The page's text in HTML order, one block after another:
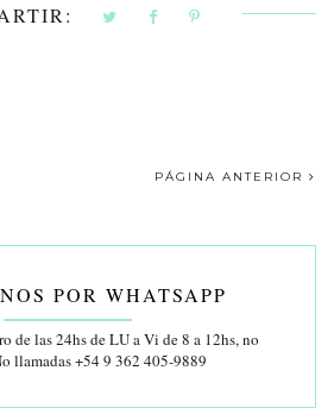
PÁGINA ANTERIOR
POR WHATSAPP
de las 24hs de LU a Vi de 8 a 12hs, no
llamadas +54 9 362 405-9889